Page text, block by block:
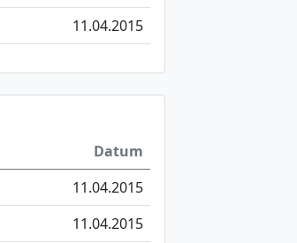
11.04.2015
Datum
11.04.2015
11.04.2015